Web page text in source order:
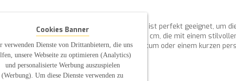
Bedeutung mit natürlicher Schönheit und ist perfekt geeignet, um
weiße Stumpenkerzen in der Größe 15 x 7 cm, die mit einem
anpassen und können mit Namen, Taufdatum oder einem kurzen
Cookies Banner
verwenden Dienste von Drittanbietern, die uns
unsere Webseite zu optimieren (Analytics)
und personalisierte Werbung auszuspielen
(Werbung). Um diese Dienste verwenden zu